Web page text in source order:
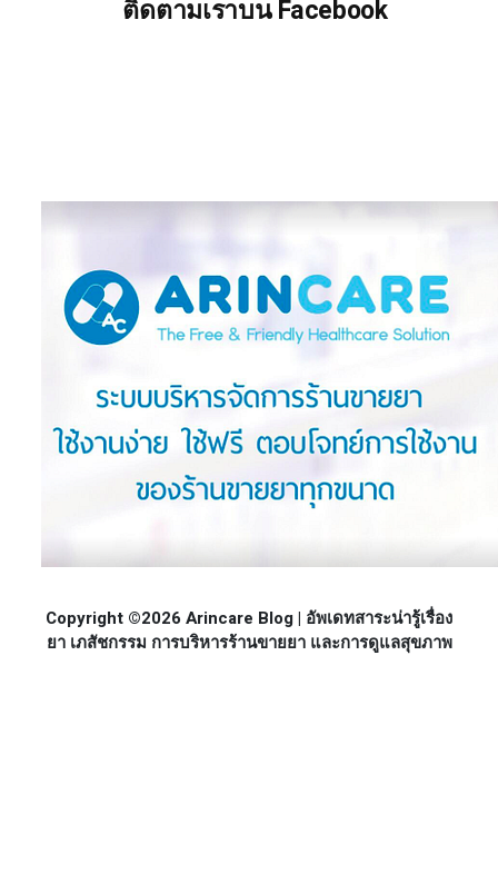
ติดตามเราบน Facebook
Copyright ©2026 Arincare Blog | อัพเดทสาระน่ารู้เรื่อง
ยา เภสัชกรรม การบริหารร้านขายยา และการดูแลสุขภาพ